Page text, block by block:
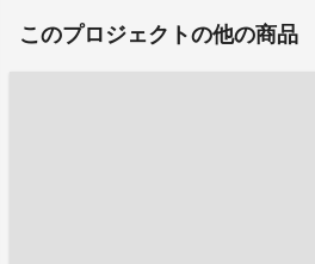
このプロジェクトの他の商品